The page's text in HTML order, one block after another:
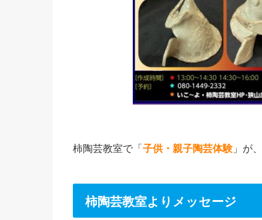
柿陶芸教室で「子供・親子陶芸体験」が、
柿陶芸教室よりメッセージ